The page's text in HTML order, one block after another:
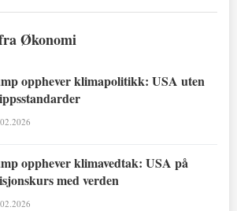
Økonomi
opphever klimapolitikk: USA uten
opphever klimavedtak: USA på
med verden